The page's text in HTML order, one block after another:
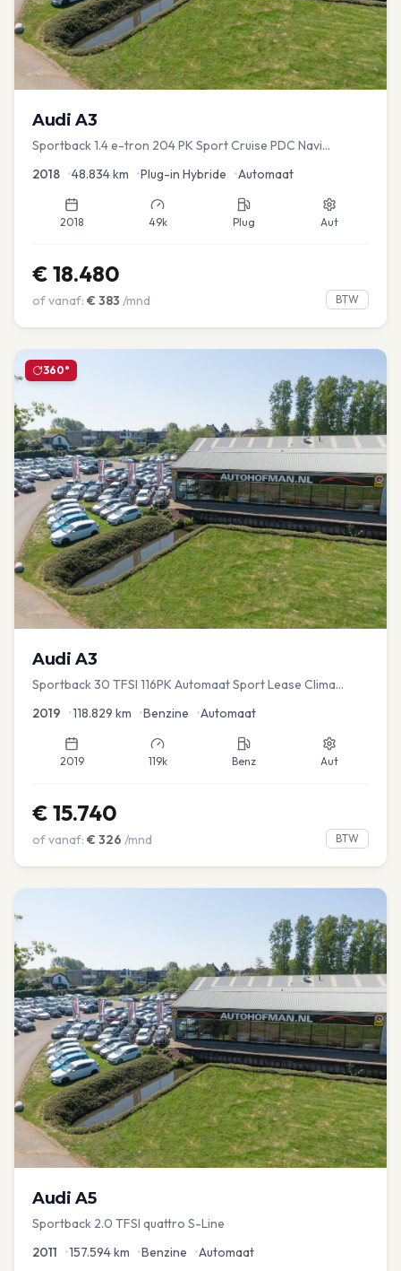
Audi A3
Sportback 1.4 e-tron 204 PK Sport Cruise PDC Navi
2018 •48.834km •Plug-in Hybride •Automaat
2018 49k Plug Aut
€ 18.480
of vanaf: € 383 /mnd BTW
360°
Audi A3
Sportback 30 TFSI 116PK Automaat Sport Lease Clima
2019 •118.829 km •Benzine •Automaat
2019 119k Benz Aut
€ 15.740
of vanaf: € 326 /mnd BTW
Audi A5
Sportback 2.0 TFSI quattro S-Line
2011 •157.594km •Benzine •Automaat